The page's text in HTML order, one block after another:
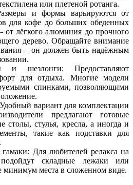
или плетеной ротанга.
и формы варьируются от
для кофе до больших обеденных
от лёгкого алюминия до прочного
дерево. Обращайте внимание
– он должен быть надёжным
и шезлонги: Предоставляют
для отдыха. Многие модели
спинками, позволяющими
вариант для комплектации
предлагают готовые
столы, стулья, кресла, а иногда и
такие как подставки для
Для любителей релакса на
складные лежаки или
минимум места в сложенном виде.